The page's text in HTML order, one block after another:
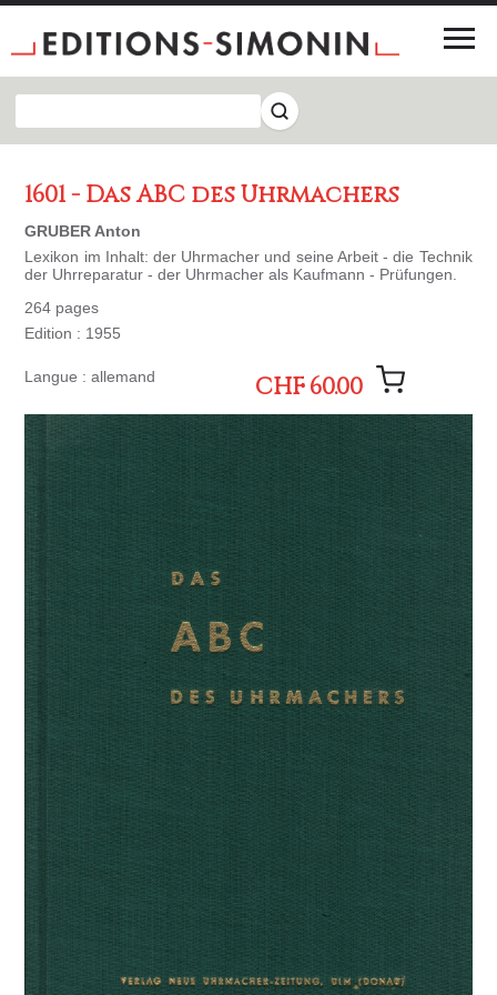
1601 - Das ABC des Uhrmachers
GRUBER Anton
Lexikon im Inhalt: der Uhrmacher und seine Arbeit - die Technik
der Uhrreparatur - der Uhrmacher als Kaufmann - Prüfungen.
264 pages
Edition : 1955
Langue : allemand CHF 60.00